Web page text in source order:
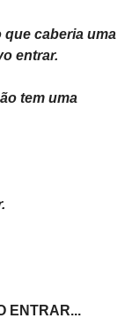
que caberia uma
entrar.
tem uma
ENTRAR...